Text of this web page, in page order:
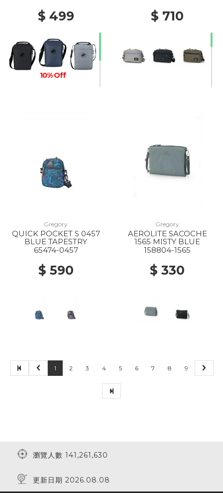
$ 499
10% Off
$ 710
Gregory
QUICK POCKET S 0457
BLUE TAPESTRY
65474-0457
$ 590
Gregory
AEROLITE SACOCHE
1565 MISTY BLUE
158804-1565
$ 330
1 2 3 4 5 6 7 8 9
瀏覽人數 141,261,630
更新日期 2026.08.08